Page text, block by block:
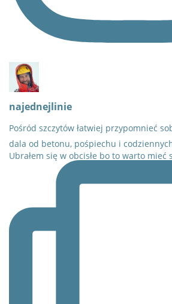
najednejlinie
Pośród szczytów łatwiej przypomnieć
dala od betonu, pośpiechu i
Ubrałem się w obcisłe bo to warto mieć